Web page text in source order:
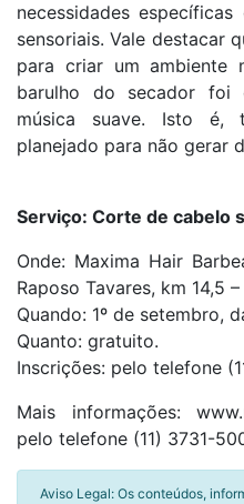
necessidades
sensoriais. Vale destacar
para criar um ambiente
barulho do secador foi
música suave. Isto é,
planejado para não gerar
Serviço: Corte de cabelo
Onde: Maxima Hair
Raposo Tavares, km 14,5
Quando: 1º de setembro,
Quanto: gratuito.
Inscrições: pelo telefone
Mais informações:
pelo telefone (11) 3731-
Aviso Legal: Os conteúdos,